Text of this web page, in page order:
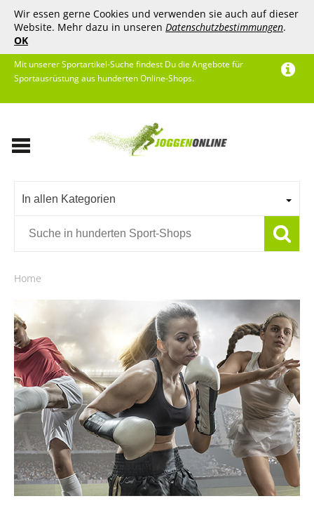
Wir essen gerne Cookies und verwenden sie auch auf dieser
Website. Mehr dazu in unseren Datenschutzbestimmungen.
OK
Mit unserer Sportartikel-Suche findest Du die Angebote für
Sportausrüstung aus hunderten Online-Shops.
In allen Kategorien
Home